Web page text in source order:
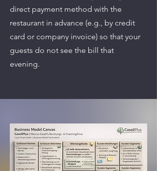
direct payment method with the
restaurant in advance (e.g., by credit
card or company invoice) so that your
guests do not see the bill that
evening.